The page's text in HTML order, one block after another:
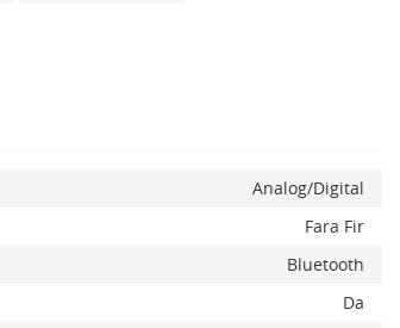
Analog/Digital
Fara Fir
Bluetooth
Da